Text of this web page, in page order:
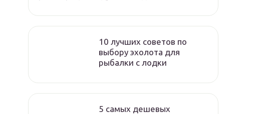
10 лучших советов по
выбору эхолота для
рыбалки с лодки
5 самых дешевых